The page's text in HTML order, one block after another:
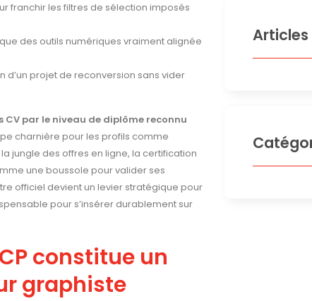
franchir les filtres de sélection imposés
des outils numériques vraiment alignée
d’un projet de reconversion sans vider
CV par le niveau de diplôme reconnu
charnière pour les profils comme
jungle des offres en ligne, la certification
une boussole pour valider ses
officiel devient un levier stratégique pour
pour s’insérer durablement sur
constitue un
graphiste